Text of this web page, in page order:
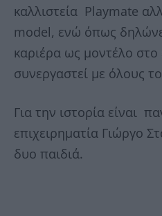
καλλιστεία Playmate
model, ενώ όπως
καριέρα ως μοντέλο στο
συνεργαστεί με όλους
Για την ιστορία είναι
επιχειρηματία Γιώργο
δυο παιδιά.